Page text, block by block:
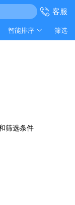
筛选条件
客服
智能排序 筛选